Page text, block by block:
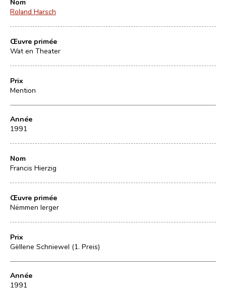
Roland Harsch
Œuvre primée
Wat en Theater
Prix
Mention
Année
1991
Nom
Francis Hierzig
Œuvre primée
Nëmmen Ierger
Prix
Gëllene Schniewel (1. Preis)
Année
1991